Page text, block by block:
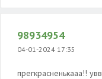
98934954
04-01-2024 17:35
прегкрасненькааа!!